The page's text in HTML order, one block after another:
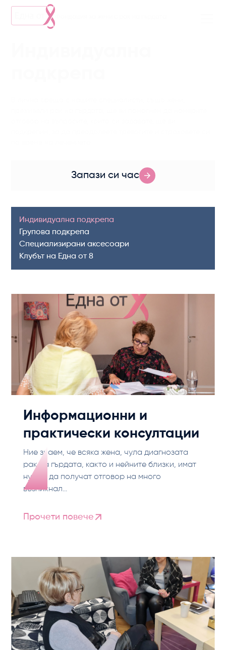
Запази си час
Индивидуална подкрепа
Групова подкрепа
Специализирани аксесоари
Клубът на Една от 8
Информационни и
практически консултации
Ние знаем, че всяка жена, чула диагнозата
рак на гърдата, както и нейните близки, имат
нужда да получат отговор на много
възникнал...
Прочети повече